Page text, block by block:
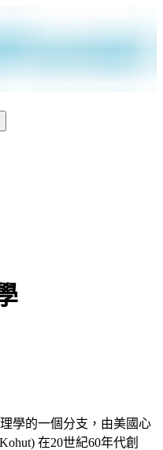
學的一個分支，由美國心
在20世紀60年代創